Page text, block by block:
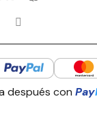
después con Pay